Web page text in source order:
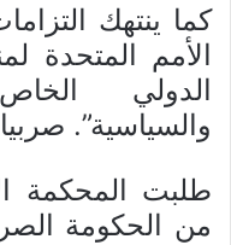
كما ينتهك
الأمم المتحدة
الدولي
والسياسية”.
طلبت المحكمة